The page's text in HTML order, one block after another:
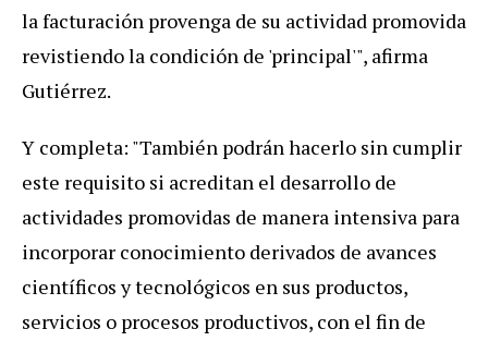
la facturación provenga de su actividad promovida
revistiendo la condición de 'principal'", afirma
Gutiérrez.
Y completa: "También podrán hacerlo sin cumplir
este requisito si acreditan el desarrollo de
actividades promovidas de manera intensiva para
incorporar conocimiento derivados de avances
científicos y tecnológicos en sus productos,
servicios o procesos productivos, con el fin de